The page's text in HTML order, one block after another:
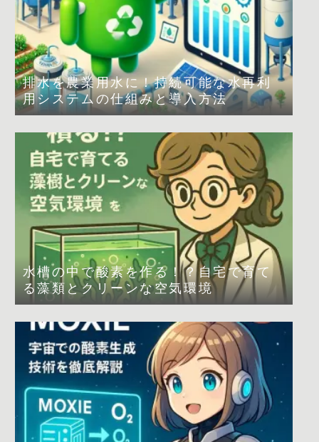
排水を農業用水に！持続可能な水再利
用システムの仕組みと導入方法
水槽の中で酸素を作る！？自宅で育て
る藻類とクリーンな空気環境